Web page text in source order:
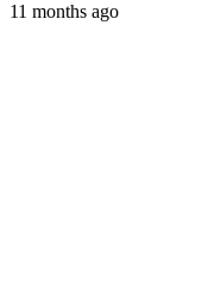
11 months ago